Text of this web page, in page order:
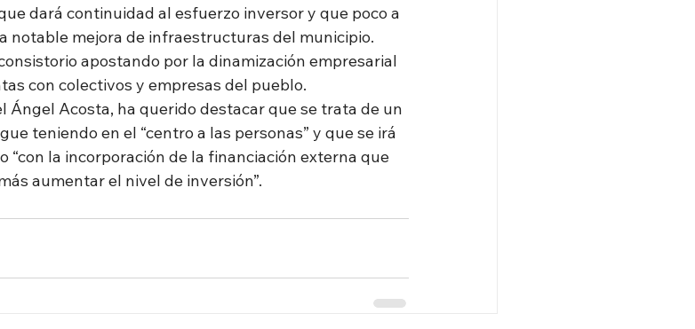
dará continuidad al esfuerzo inversor y que poco a
notable mejora de infraestructuras del municipio.
apostando por la dinamización empresarial
con colectivos y empresas del pueblo.
Ángel Acosta, ha querido destacar que se trata de un
teniendo en el “centro a las personas” y que se irá
“con la incorporación de la financiación externa que
aumentar el nivel de inversión”.